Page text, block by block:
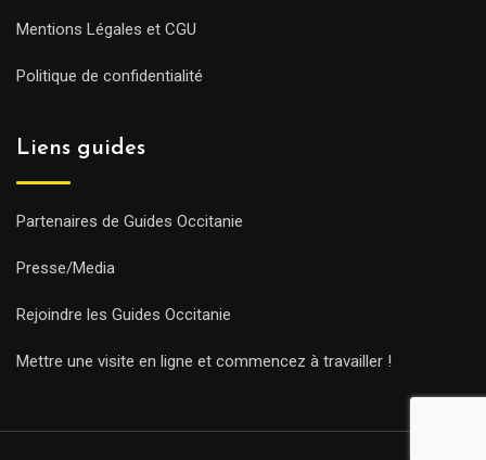
Mentions Légales et CGU
Politique de confidentialité
Liens guides
Partenaires de Guides Occitanie
Presse/Media
Rejoindre les Guides Occitanie
Mettre une visite en ligne et commencez à travailler !